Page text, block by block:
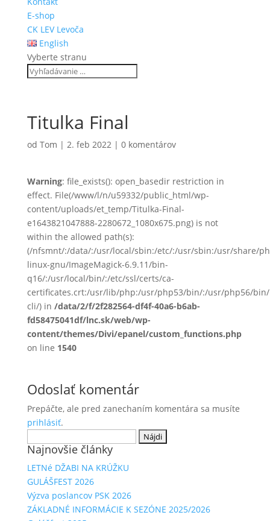
E-shop
CK LEV Levoča
English
Vyberte stranu
Titulka Final
od Tom | 2. feb 2022| 0 komentárov
Warning: file_exists(): open_basedir restriction in
effect. File(/www/l/n/u59332/public_html/wp-
content/uploads/et_temp/Titulka-Final-
e1643821047888-2280672_1080x675.png) is not
within the allowed path(s):
(/nfsmnt/:/data/:/usr/local/sbin:/etc/:/usr/sbin:/usr/share/
linux-gnu/ImageMagick-6.9.11/bin-
q16/:/usr/local/bin/:/etc/ssl/certs/ca-
certificates.crt:/usr/lib/php:/usr/php53/bin/:/usr/php56/
cli/) in /data/2/f/2f282564-df4f-40a6-b6ab-
fd58475041df/lnc.sk/web/wp-
content/themes/Divi/epanel/custom_functions.php
on line 1540
Odoslať komentár
Prepáčte, ale pred zanechaním komentára sa musíte
prihlásiť.
Najnovšie články
LETNé DŽABI NA KRÚŽKU
GULÁŠFEST 2026
Výzva poslancov PSK 2026
ZÁKLADNÉ INFORMÁCIE K SEZÓNE 2025/2026